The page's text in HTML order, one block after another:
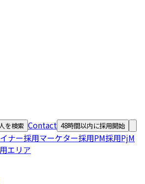
を検索 Contact 48時間以内に採用開始
ナー採用マーケター採用PM採用PjM
エリア